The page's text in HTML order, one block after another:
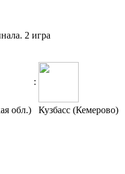
2 игра
:
обл.) Кузбасс (Кемерово)